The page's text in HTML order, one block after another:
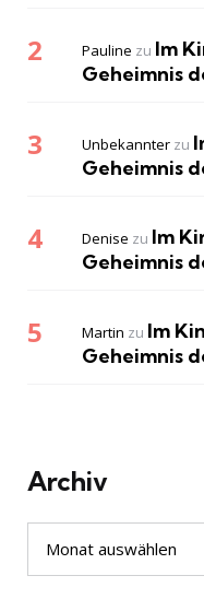
Pauline zu Im
Geheimnis
Unbekannter zu
Geheimnis
Denise zu Im
Geheimnis
Martin zu Im
Geheimnis
Archiv